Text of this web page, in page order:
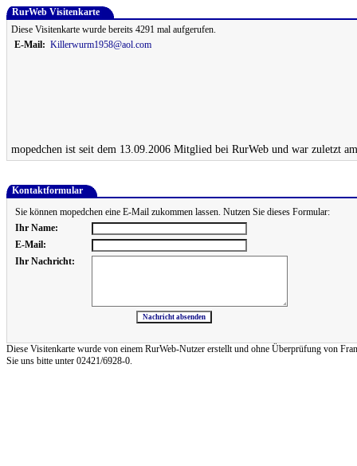
RurWeb Visitenkarte
Diese Visitenkarte wurde bereits 4291 mal aufgerufen.
E-Mail: Killerwurm1958@aol.com
mopedchen ist seit dem 13.09.2006 Mitglied bei RurWeb und war zuletzt
Kontaktformular
Sie können mopedchen eine E-Mail zukommen lassen. Nutzen Sie dieses Formular:
Ihr Name:
E-Mail:
Ihr Nachricht:
Diese Visitenkarte wurde von einem RurWeb-Nutzer erstellt und ohne Überprüfung von
Sie uns bitte unter 02421/6928-0.